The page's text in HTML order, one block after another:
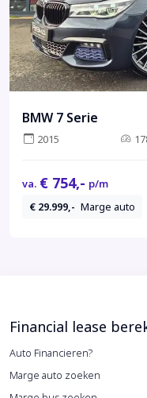
BMW 7 Serie
2015
va. € 754,- p/m
€ 29.999,- Marge auto
Financial lease
Auto Financieren?
Marge auto zoeken